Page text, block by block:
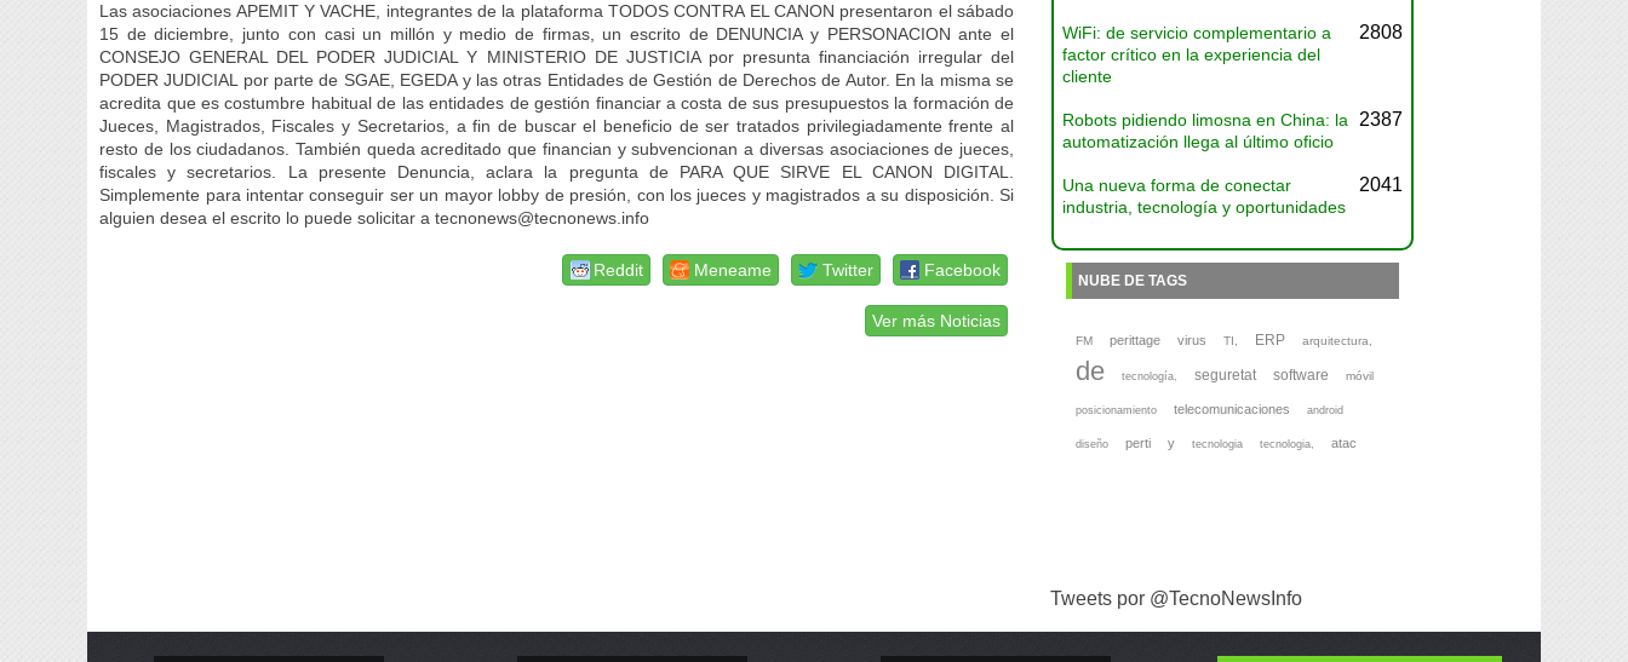
Las asociaciones APEMIT Y VACHE, integrantes de la plataforma TODOS CONTRA EL CANON presentaron el sábado
15 de diciembre, junto con casi un millón y medio de firmas, un escrito de DENUNCIA y PERSONACION ante el
CONSEJO GENERAL DEL PODER JUDICIAL Y MINISTERIO DE JUSTICIA por presunta financiación irregular del
PODER JUDICIAL por parte de SGAE, EGEDA y las otras Entidades de Gestión de Derechos de Autor. En la misma se
acredita que es costumbre habitual de las entidades de gestión financiar a costa de sus presupuestos la formación de
Jueces, Magistrados, Fiscales y Secretarios, a fin de buscar el beneficio de ser tratados privilegiadamente frente al
resto de los ciudadanos. También queda acreditado que financian y subvencionan a diversas asociaciones de jueces,
fiscales y secretarios. La presente Denuncia, aclara la pregunta de PARA QUE SIRVE EL CANON DIGITAL.
Simplemente para intentar conseguir ser un mayor lobby de presión, con los jueces y magistrados a su disposición. Si
alguien desea el escrito lo puede solicitar a tecnonews@tecnonews.info
Facebook
Twitter
Meneame
Reddit
Ver más Noticias
WiFi: de servicio complementario a
factor crítico en la experiencia del
cliente
2808
Robots pidiendo limosna en China: la
automatización llega al último oficio
2387
Una nueva forma de conectar
industria, tecnología y oportunidades
2041
NUBE DE TAGS
FM perittage virus TI, ERP arquitectura,
de tecnología, seguretat software móvil
posicionamiento telecomunicaciones android
diseño perti y tecnologia tecnologia, atac
Tweets por @TecnoNewsInfo